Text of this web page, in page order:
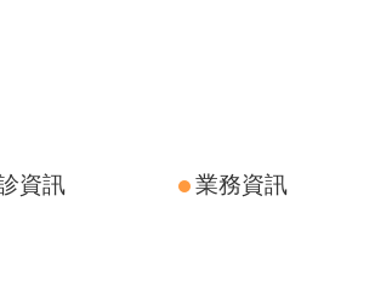
資訊 業務資訊